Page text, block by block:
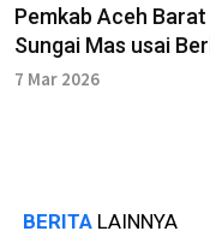
Pemkab Aceh
Sungai Mas usai
7 Mar 2026
BERITA LAINNYA